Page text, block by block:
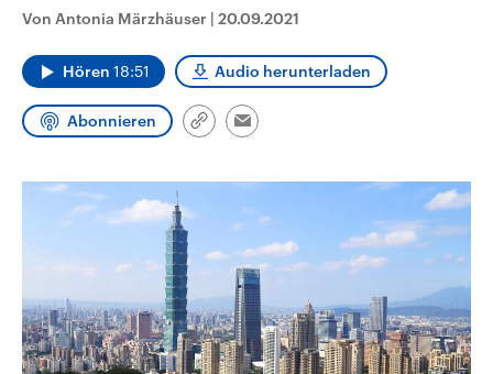
und Hintergründe zu den Parteien
und Kandidaten der anstehenden
Sendungen Programm Podcasts
Audio-Archiv
Von Antonia Märzhäuser | 20.09.2021
Hören 18:51 Audio herunterladen
Abonnieren
Link
Email